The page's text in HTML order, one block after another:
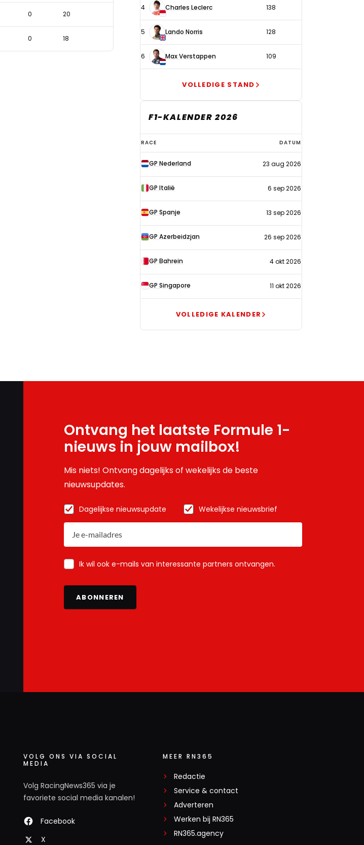
0 20
0 18
4 Charles Leclerc 138
5 Lando Norris 128
6 Max Verstappen 109
VOLLEDIGE STAND
F1-KALENDER 2026
F1-
kalender
2026
RACE DATUM
GP Nederland 23 aug 2026
GP Italië 6 sep 2026
GP Spanje 13 sep 2026
GP Azerbeidzjan 26 sep 2026
GP Bahrein 4 okt 2026
GP Singapore 11 okt 2026
VOLLEDIGE KALENDER
Ontvang het laatste Formule 1-
nieuws in jouw mailbox!
Mis niets! Ontvang dagelijks of wekelijks de beste
nieuwsupdates.
Dagelijkse nieuwsupdate Wekelijkse nieuwsbrief
Ik wil ook e-mails van interessante partners ontvangen.
ABONNEREN
VOLG ONS VIA SOCIAL
MEDIA
Volg RacingNews365 via je
favoriete social media kanalen!
Facebook
X
MEER RN365
Redactie
Service & contact
Adverteren
Werken bij RN365
RN365.agency